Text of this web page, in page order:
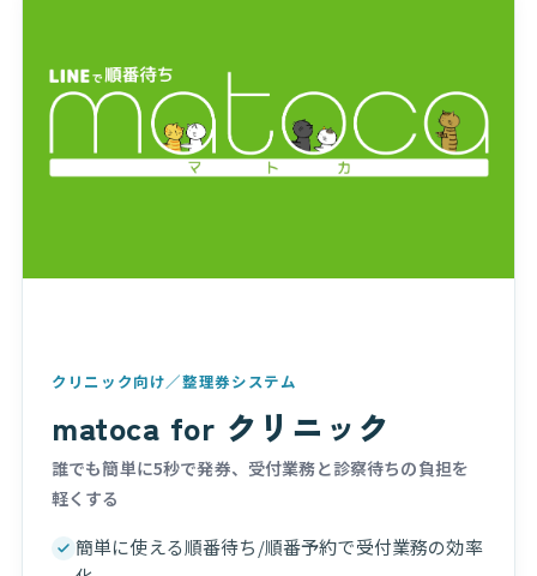
クリニック向け／整理券システム
matoca for クリニック
誰でも簡単に5秒で発券、受付業務と診察待ちの負担を
軽くする
簡単に使える順番待ち/順番予約で受付業務の効率